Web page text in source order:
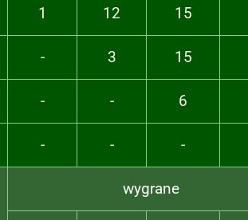
1 12 15
- 3 15
- - 6
- - -
wygrane